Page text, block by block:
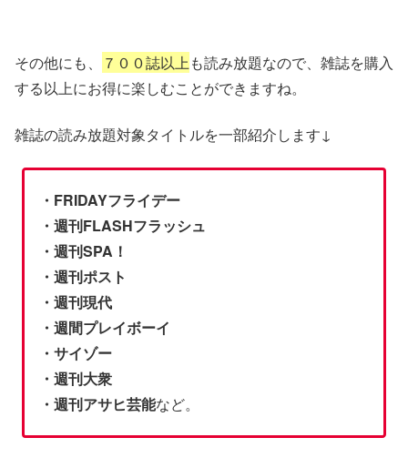
その他にも、 ７００誌以上も読み放題なので、雑誌を購入
する以上にお得に楽しむことができますね。
雑誌の読み放題対象タイトルを一部紹介します↓
・FRIDAYフライデー
・週刊FLASHフラッシュ
・週刊SPA！
・週刊ポスト
・週刊現代
・週間プレイボーイ
・サイゾー
・週刊大衆
・週刊アサヒ芸能など。